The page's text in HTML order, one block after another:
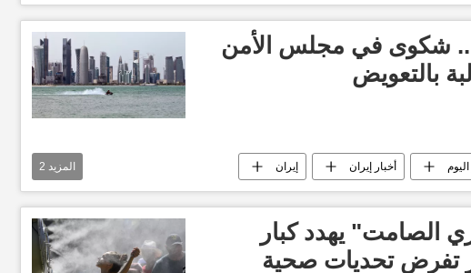
العربي
شكوى في مجلس الأمن
بالتعويض
أخبار إيران إيران
العربي
المزيد 2
الصامت" يهدد كبار
تفرض تحديات صحية